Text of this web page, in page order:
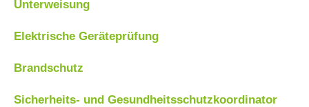
Unterweisung
Elektrische Geräteprüfung
Brandschutz
Sicherheits- und Gesundheitsschutzkoordinator